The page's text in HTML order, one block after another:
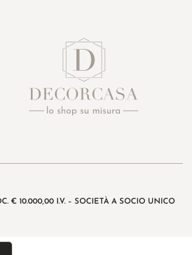
€ 10.000,00 I.V. – SOCIETÀ A SOCIO UNICO